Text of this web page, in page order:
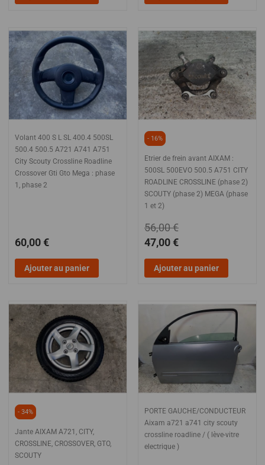
Volant 400 S L SL 400.4 500SL
500.4 500.5 A721 A741 A751
City Scouty Crossline Roadline
Crossover Gti Gto Mega : phase
1, phase 2
60,00 €
Ajouter au panier
- 16%
Etrier de frein avant AIXAM :
500SL 500EVO 500.5 A751 CITY
ROADLINE CROSSLINE (phase 2)
SCOUTY (phase 2) MEGA (phase
1 et 2)
47,00 €
56,00 €
Ajouter au panier
- 34%
Jante AIXAM A721, CITY,
CROSSLINE, CROSSOVER, GTO,
SCOUTY
PORTE GAUCHE/CONDUCTEUR
Aixam a721 a741 city scouty
crossline roadline / ( lève-vitre
electrique )